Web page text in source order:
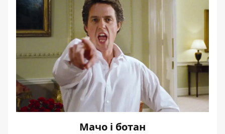
Мачо і ботан